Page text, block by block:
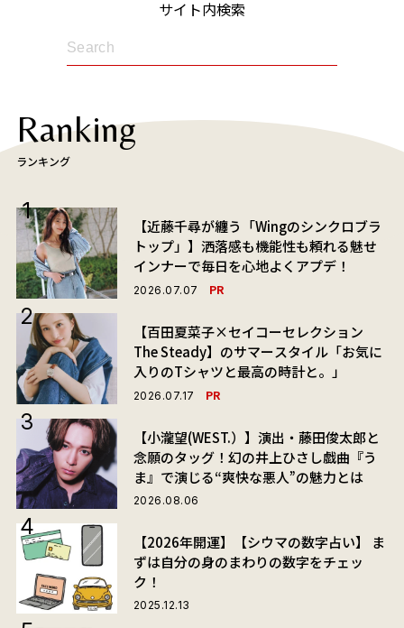
サイト内検索
Ranking
ランキング
【近藤千尋が纏う「Wingのシンクロブラ
トップ」】洒落感も機能性も頼れる魅せ
インナーで毎日を心地よくアプデ！
2026.07.07 PR
【百田夏菜子×セイコーセレクション
The Steady】のサマースタイル「お気に
入りのTシャツと最高の時計と。」
2026.07.17 PR
【小瀧望(WEST.）】演出・藤田俊太郎と
念願のタッグ！幻の井上ひさし戯曲『う
ま』で演じる“爽快な悪人”の魅力とは
2026.08.06
【2026年開運】【シウマの数字占い】 ま
ずは自分の身のまわりの数字をチェッ
ク！
2025.12.13